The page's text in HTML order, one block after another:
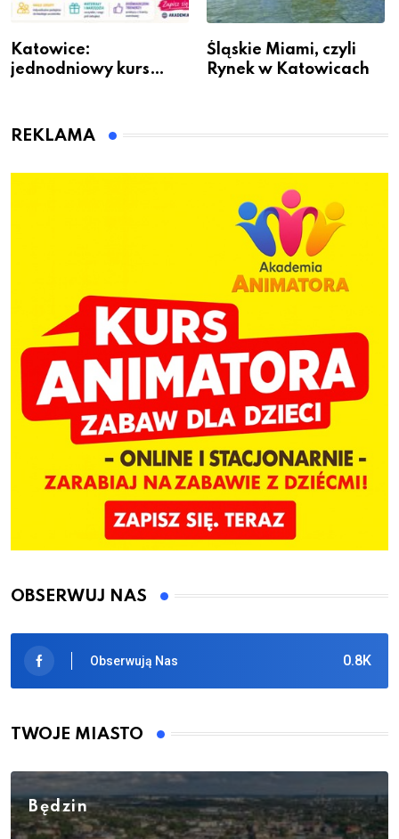
Katowice:
jednodniowy kurs
dzieci
Śląskie Miami, czyli
Rynek w Katowicach
REKLAMA
OBSERWUJ NAS
0.8K
Obserwują Nas
TWOJE MIASTO
Będzin